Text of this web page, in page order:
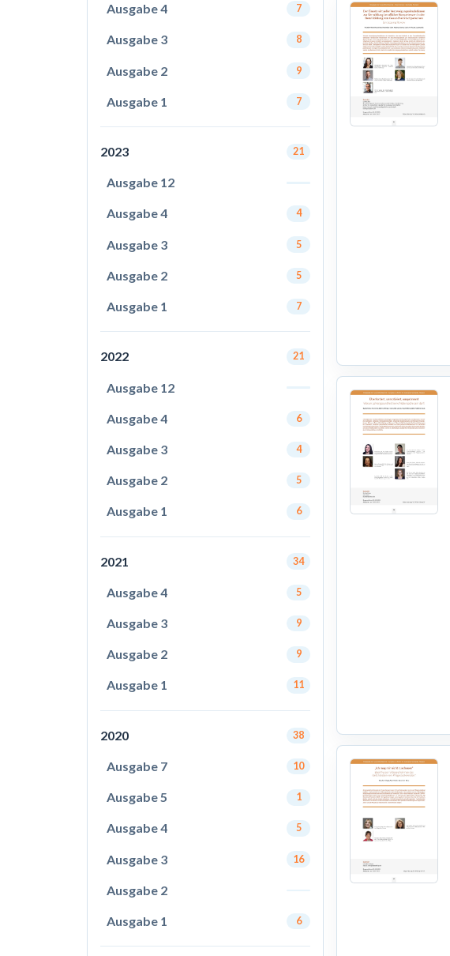
Ausgabe 4 7
Ausgabe 3 8
Ausgabe 2 9
Ausgabe 1 7
2023 21
Ausgabe 12
Ausgabe 4 4
Ausgabe 3 5
Ausgabe 2 5
Ausgabe 1 7
2022 21
Ausgabe 12
Ausgabe 4 6
Ausgabe 3 4
Ausgabe 2 5
Ausgabe 1 6
2021 34
Ausgabe 4 5
Ausgabe 3 9
Ausgabe 2 9
Ausgabe 1 11
2020 38
Ausgabe 7 10
Ausgabe 5 1
Ausgabe 4 5
Ausgabe 3 16
Ausgabe 2
Ausgabe 1 6